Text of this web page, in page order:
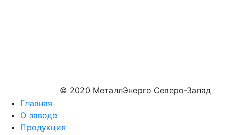
© 2020 МеталлЭнерго Северо-Запад
Главная
О заводе
Продукция